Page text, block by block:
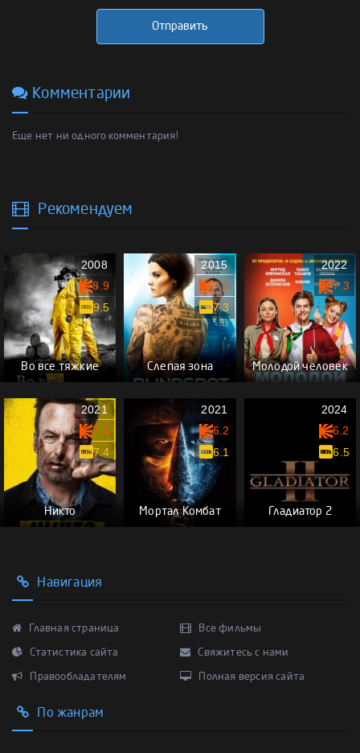
Отправить
Комментарии
Еще нет ни одного комментария!
Рекомендуем
Во все тяжкие
2008
8.9
9.5
Слепая зона
2015
7.0
7.3
Молодой человек
2022
7.3
Никто
2021
7.4
7.4
Мортал Комбат
2021
6.2
6.1
Гладиатор 2
2024
6.2
6.5
Навигация
Главная страница Все фильмы
Статистика сайта Свяжитесь с нами
Правообладателям Полная версия сайта
По жанрам